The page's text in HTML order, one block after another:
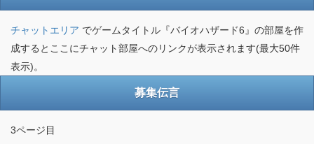
チャットエリア でゲームタイトル『バイオハザード6』の部屋を作
成するとここにチャット部屋へのリンクが表示されます(最大50件
表示)。
募集伝言
3ページ目